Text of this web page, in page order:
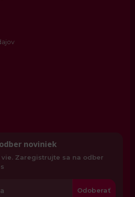
noviniek
vie. Zaregistrujte sa na odber
Odoberať